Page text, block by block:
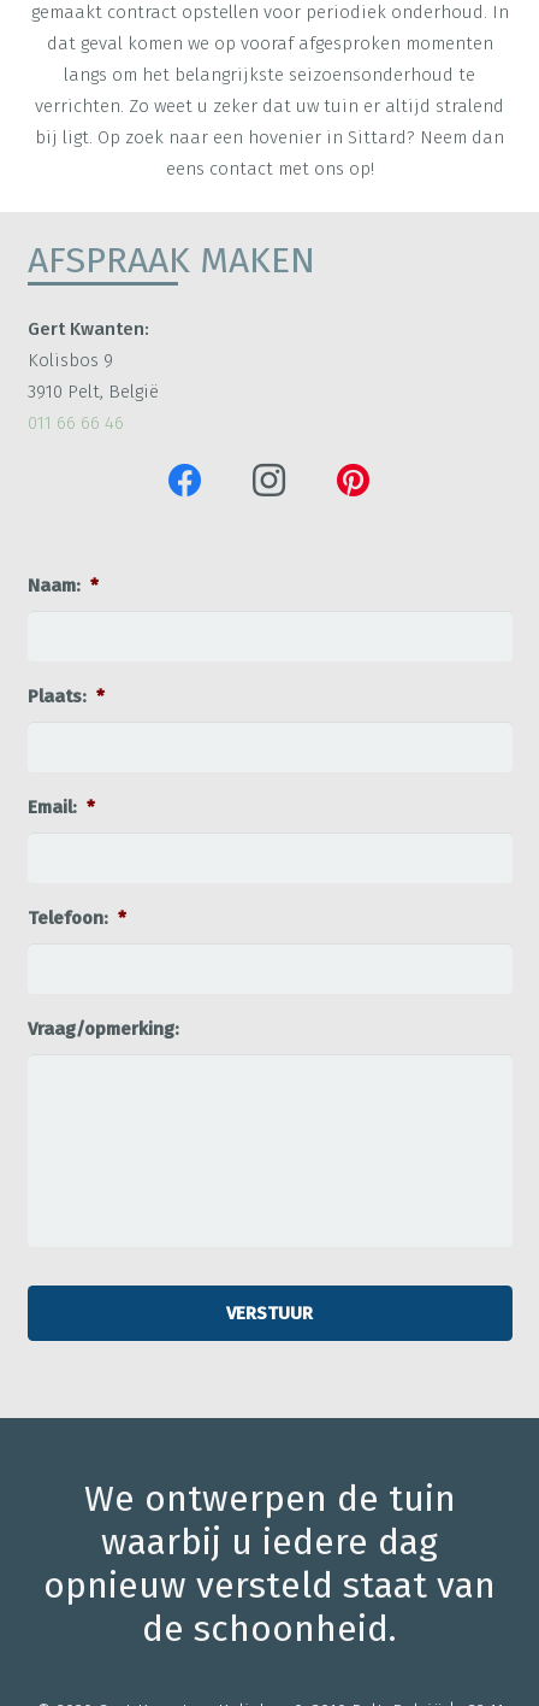
gemaakt contract opstellen voor periodiek onderhoud. In
dat geval komen we op vooraf afgesproken momenten
langs om het belangrijkste seizoensonderhoud te
verrichten. Zo weet u zeker dat uw tuin er altijd stralend
bij ligt. Op zoek naar een hovenier in Sittard? Neem dan
eens contact met ons op!
AFSPRAAK MAKEN
Gert Kwanten:
Kolisbos 9
3910 Pelt, België
011 66 66 46
Naam: *
Plaats: *
Email: *
Telefoon: *
Vraag/opmerking:
We ontwerpen de tuin
waarbij u iedere dag
opnieuw versteld staat van
de schoonheid.